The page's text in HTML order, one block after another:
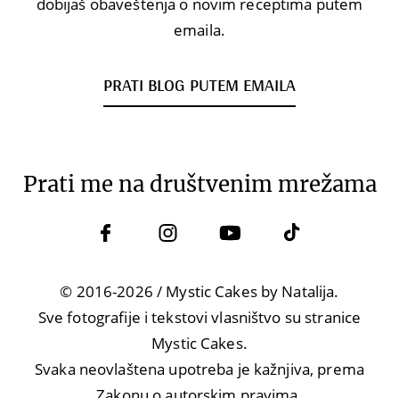
emaila.
PRATI BLOG PUTEM EMAILA
Prati me na društvenim mrežama
© 2016-2026 / Mystic Cakes by Natalija.
Sve fotografije i tekstovi vlasništvo su stranice
Mystic Cakes.
Svaka neovlaštena upotreba je kažnjiva, prema